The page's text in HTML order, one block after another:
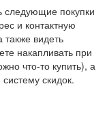
следующие покупки
и контактную
видеть
накапливать при
что-то купить), а
скидок.